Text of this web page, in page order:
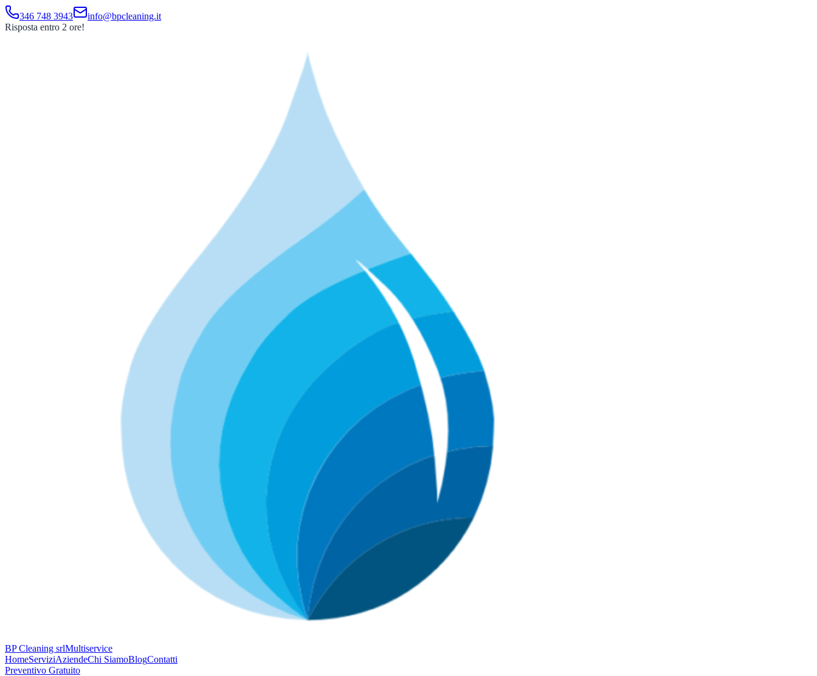
346 748 3943
info@bpcleaning.it
Risposta entro 2 ore!
BP Cleaning srlMultiservice
HomeServiziAziendeChi SiamoBlogContatti
Preventivo Gratuito